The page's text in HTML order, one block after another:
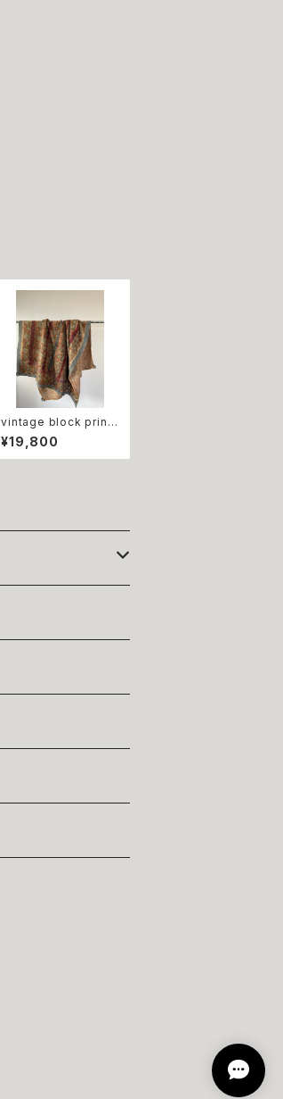
vintage block print
kantha quilt brick 泥
染ブロックプリントカン
タキルト レンガカラー
¥19,800